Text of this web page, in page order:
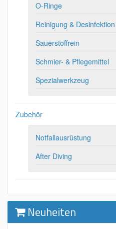
O-Ringe
Reinigung & Desinfektion
Sauerstoffrein
Schmier- & Pflegemittel
Spezialwerkzeug
Zubehör
Notfallausrüstung
After Diving
Neuheiten